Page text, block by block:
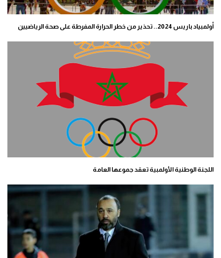
أولمبياد باريس 2024.. تحذير من خطر الحرارة المفرطة على صحة الرياضيين
اللجنة الوطنية الأولمبية تعقد جموعها العامة